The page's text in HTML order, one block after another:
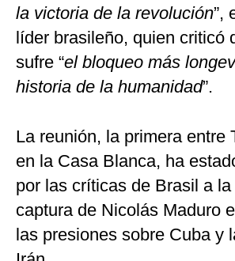
la victoria de la revolución”,
líder brasileño, quien criticó
sufre “el bloqueo más
historia de la humanidad”.
La reunión, la primera entre
en la Casa Blanca, ha
por las críticas de Brasil a
captura de Nicolás Maduro
las presiones sobre Cuba y